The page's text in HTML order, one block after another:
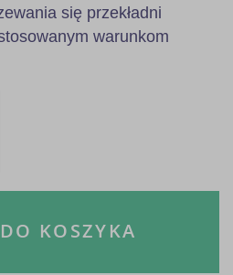
się przekładni
warunkom
KOSZYKA